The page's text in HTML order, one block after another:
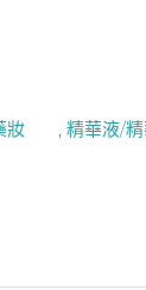
藥妝 , 精華液/